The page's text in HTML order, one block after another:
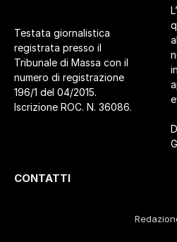
Testata giornalistica
registrata presso il
Tribunale di Massa con il
numero di registrazione
196/1 del 04/2015.
Iscrizione ROC. N. 36086.
CONTATTI